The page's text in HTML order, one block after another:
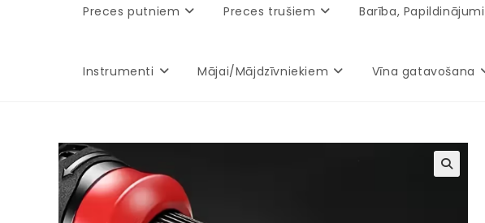
Preces putniem Preces trušiem Barība, Papildinājumi
Instrumenti Mājai/Mājdzīvniekiem Vīna gatavošana